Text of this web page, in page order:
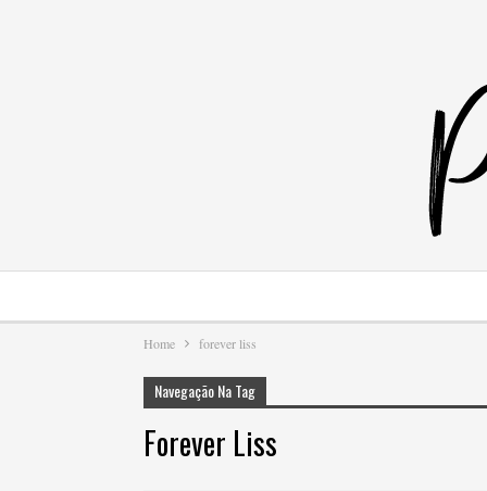
Home forever liss
Navegação Na Tag
Forever Liss